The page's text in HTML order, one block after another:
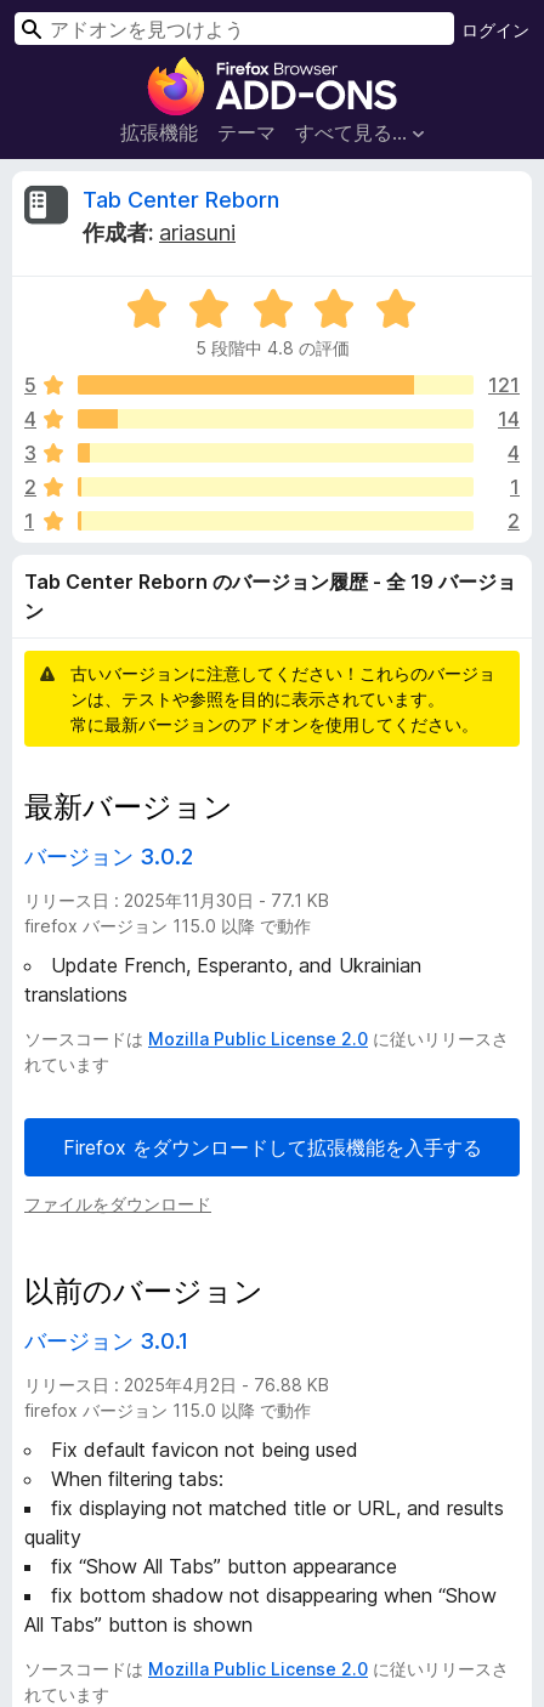
F
r
e
ラ
ウ
ザ
ー
ド
オ
ン
拡張機能 テーマ すべて見る...
ログイン
検
T
C
e
n
r
R
e
b
o
r
n
の
バ
ー
ョ
ン
履
歴
-
全
1
Tab Center Reborn
作成者: ariasuni
5
段
中
.
の
価
5 段階中 4.8 の評価
5
121
4
14
3
4
2
1
1
2
Tab Center Reborn のバージョン履歴 - 全 19 バージョ
ン
古いバージョンに注意してください！これらのバージョ
ンは、テストや参照を目的に表示されています。
常に最新バージョンのアドオンを使用してください。
最新バージョン
バージョン 3.0.2
リリース日 : 2025年11月30日 - 77.1 KB
firefox バージョン 115.0 以降 で動作
Update French, Esperanto, and Ukrainian
translations
ソースコードは Mozilla Public License 2.0 に従いリリースさ
れています
Firefox をダウンロードして拡張機能を入手する
ファイルをダウンロード
以前のバージョン
バージョン 3.0.1
リリース日 : 2025年4月2日 - 76.88 KB
firefox バージョン 115.0 以降 で動作
Fix default favicon not being used
When filtering tabs:
fix displaying not matched title or URL, and results
quality
fix “Show All Tabs” button appearance
fix bottom shadow not disappearing when “Show
All Tabs” button is shown
ソースコードは Mozilla Public License 2.0 に従いリリースさ
れています